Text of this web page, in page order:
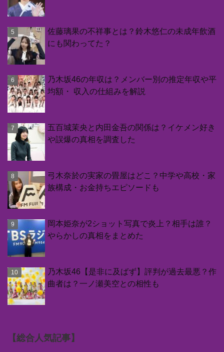
佐藤璃果の不祥事とは？鈴木悠仁の未成年飲酒
にも関わってた？
乃木坂46の年収は？メンバー別の推定年収や平
均額・ 収入の仕組みを解説
五百城茉央と内田金吾の関係は？イケメン好き
や誤爆の真相を調査した
弓木奈於の実家の畳屋はどこ？中学や高校・家
族構成・お金持ちエピソードも
岡本姫奈が2ショット写真で炎上？相手は誰？
やらかしの真相をまとめた
乃木坂46【是非に及ばず】評判が過去最悪？作
曲者は？一ノ瀬美空との相性も
【総合人気記事】